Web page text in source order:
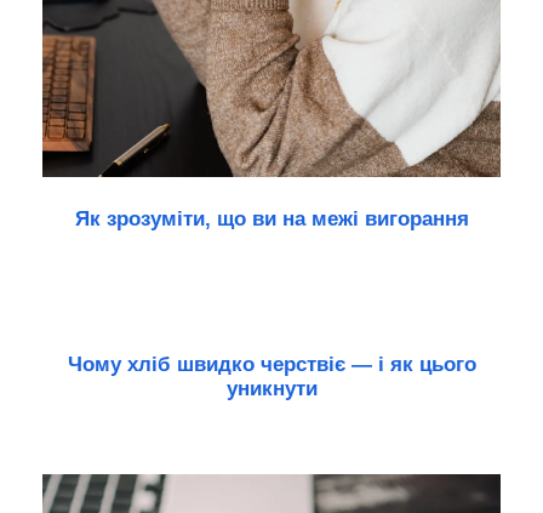
Як зрозуміти, що ви на межі вигорання
Чому хліб швидко черствіє — і як цього
уникнути